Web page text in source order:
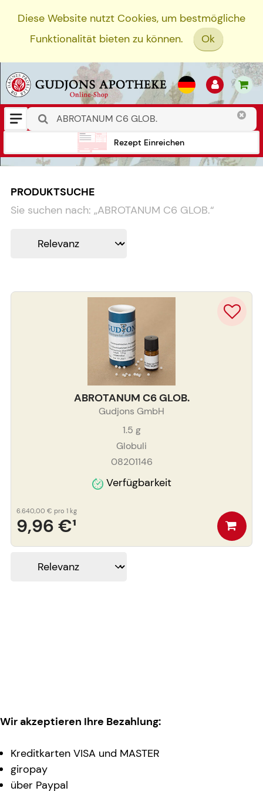
Diese Website nutzt Cookies, um bestmögliche
Funktionalität bieten zu können.
Ok
Rezept Einreichen
PRODUKTSUCHE
Sie suchen nach: „ABROTANUM C6 GLOB.“
ABROTANUM C6 GLOB.
Gudjons GmbH
1.5 g
Globuli
08201146
Verfügbarkeit
9,96 €¹
6.640,00 € pro 1 kg
Wir akzeptieren Ihre Bezahlung:
Kreditkarten VISA und MASTER
giropay
über Paypal